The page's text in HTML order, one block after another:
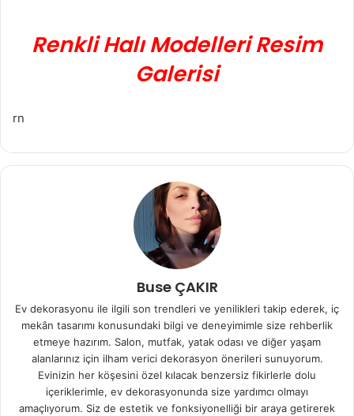
Renkli Halı Modelleri Resim
Galerisi
rn
Buse ÇAKIR
Ev dekorasyonu ile ilgili son trendleri ve yenilikleri takip ederek, iç
mekân tasarımı konusundaki bilgi ve deneyimimle size rehberlik
etmeye hazırım. Salon, mutfak, yatak odası ve diğer yaşam
alanlarınız için ilham verici dekorasyon önerileri sunuyorum.
Evinizin her köşesini özel kılacak benzersiz fikirlerle dolu
içeriklerimle, ev dekorasyonunda size yardımcı olmayı
amaçlıyorum. Siz de estetik ve fonksiyonelliği bir araya getirerek